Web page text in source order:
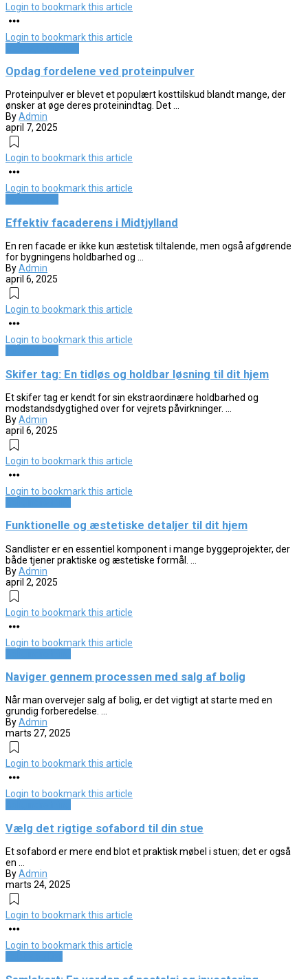
Login to bookmark this article
Login to bookmark this article
Opdag fordelene ved proteinpulver
Proteinpulver er blevet et populært kosttilskud blandt mange, der
ønsker at øge deres proteinindtag. Det ...
ByAdmin
april 7, 2025
Login to bookmark this article
Login to bookmark this article
Effektiv facaderens i Midtjylland
En ren facade er ikke kun æstetisk tiltalende, men også afgørende
for bygningens holdbarhed og ...
ByAdmin
april 6, 2025
Login to bookmark this article
Login to bookmark this article
Skifer tag: En tidløs og holdbar løsning til dit hjem
Et skifer tag er kendt for sin ekstraordinære holdbarhed og
modstandsdygtighed over for vejrets påvirkninger. ...
ByAdmin
april 6, 2025
Login to bookmark this article
Login to bookmark this article
Funktionelle og æstetiske detaljer til dit hjem
Sandlister er en essentiel komponent i mange byggeprojekter, der
både tjener praktiske og æstetiske formål. ...
ByAdmin
april 2, 2025
Login to bookmark this article
Login to bookmark this article
Naviger gennem processen med salg af bolig
Når man overvejer salg af bolig, er det vigtigt at starte med en
grundig forberedelse. ...
ByAdmin
marts 27, 2025
Login to bookmark this article
Login to bookmark this article
Vælg det rigtige sofabord til din stue
Et sofabord er mere end blot et praktisk møbel i stuen; det er også
en ...
ByAdmin
marts 24, 2025
Login to bookmark this article
Login to bookmark this article